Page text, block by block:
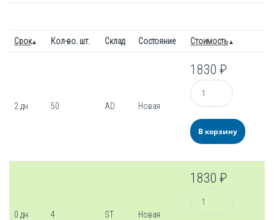
Срок Кол-во. шт. Склад Состояние Стоимость
2 дн 50 AD Новая
1830₽
Количество
В корзину
0 дн 4 ST Новая
1830₽
Количество